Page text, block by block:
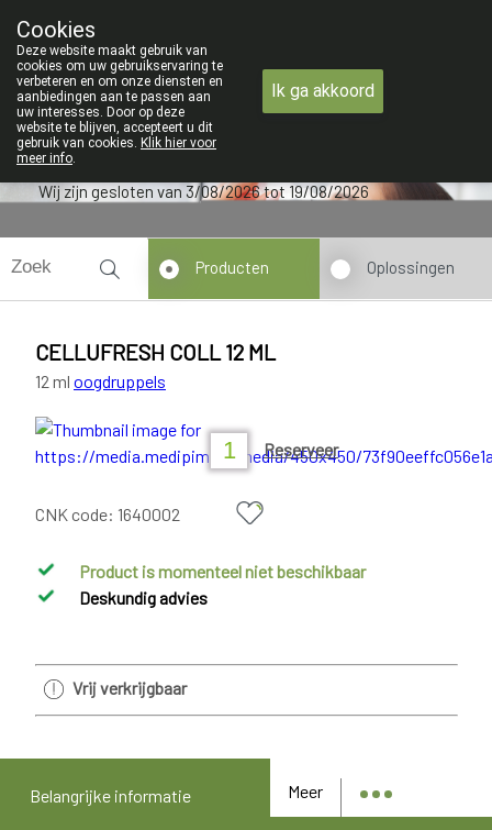
09 228 32 36
Wij zijn gesloten van 3/08/2026 tot 19/08/2026
Producten Oplossingen
CELLUFRESH COLL 12 ML
12 ml oogdruppels
Reserveer
CNK code: 1640002
Product is momenteel niet beschikbaar
Deskundig advies
Vrij verkrijgbaar
Meer
Belangrijke informatie
Cookies
Deze website maakt gebruik van
cookies om uw gebruikservaring te
verbeteren en om onze diensten en
aanbiedingen aan te passen aan
uw interesses. Door op deze
website te blijven, accepteert u dit
gebruik van cookies. Klik hier voor
meer info.
Ik ga akkoord